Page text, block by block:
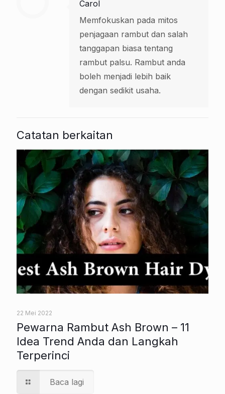
Carol
Memfokuskan pada mitos
penjagaan rambut dan salah
tanggapan biasa tentang
rambut palsu. Rambut anda
boleh menjadi lebih baik
dengan sedikit usaha.
Catatan berkaitan
22 Mei 2022
Pewarna Rambut Ash Brown – 11
Idea Trend Anda dan Langkah
Terperinci
Baca lagi